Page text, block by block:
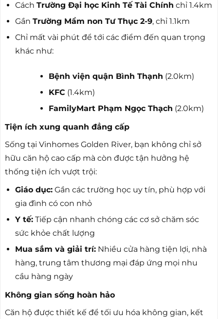
Cách Trường Đại học Kinh Tế Tài Chính chỉ 1.4km
Gần Trường Mầm non Tư Thục 2-9, chỉ 1.1km
Chỉ mất vài phút để tới các điểm đến quan trọng
khác như:
Bệnh viện quận Bình Thạnh (2.0km)
KFC (1.4km)
FamilyMart Phạm Ngọc Thạch (2.0km)
Tiện ích xung quanh đẳng cấp
Sống tại Vinhomes Golden River, bạn không chỉ sở
hữu căn hộ cao cấp mà còn được tận hưởng hệ
thống tiện ích vượt trội:
Giáo dục:Gần các trường học uy tín, phù hợp với
gia đình có con nhỏ
Y tế:Tiếp cận nhanh chóng các cơ sở chăm sóc
sức khỏe chất lượng
Mua sắm và giải trí:Nhiều cửa hàng tiện lợi, nhà
hàng, trung tâm thương mại đáp ứng mọi nhu
cầu hàng ngày
Không gian sống hoàn hảo
Căn hộ được thiết kế để tối ưu hóa không gian, kết